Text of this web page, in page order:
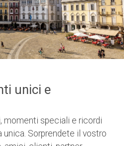
unici e
momenti speciali e ricordi
unica. Sorprendete il vostro